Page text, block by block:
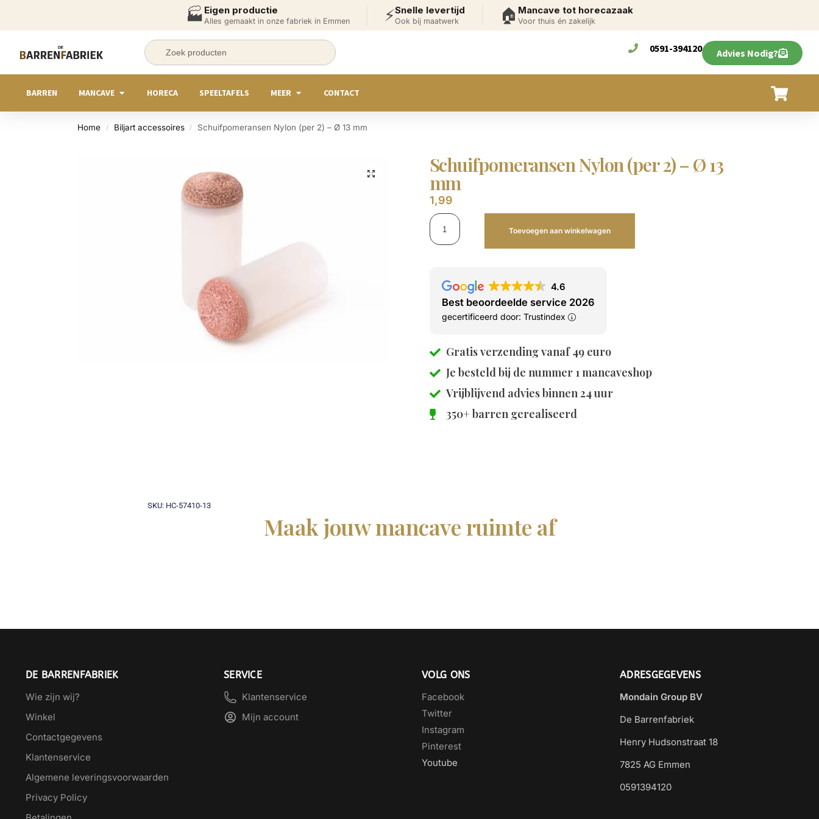
🏭 Eigen productie
Alles gemaakt in onze fabriek in Emmen ⚡Snelle levertijd
Ook bij maatwerk 🏠 Mancave tot horecazaak
Voor thuis én zakelijk
Advies Nodig?
0591-394120
BARREN MANCAVE HORECA SPEELTAFELS MEER CONTACT
Home / Biljart accessoires / Schuifpomeransen Nylon (per 2) – Ø 13 mm
Schuifpomeransen Nylon (per 2) – Ø 13
mm
1,99
Toevoegen aan winkelwagen
4.6
Best beoordeelde service 2026
gecertificeerd door: Trustindex
Gratis verzending vanaf 49 euro
Je besteld bij de nummer 1 mancaveshop
Vrijblijvend advies binnen 24 uur
350+ barren gerealiseerd
SKU: HC-57410-13
Maak jouw mancave ruimte af
DE BARRENFABRIEK
Wie zijn wij?
Winkel
Contactgegevens
Klantenservice
Algemene leveringsvoorwaarden
Privacy Policy
SERVICE
Klantenservice
Mijn account
VOLG ONS
Facebook
Twitter
Instagram
Pinterest
Youtube
ADRESGEGEVENS
Mondain Group BV
De Barrenfabriek
Henry Hudsonstraat 18
7825 AG Emmen
0591394120